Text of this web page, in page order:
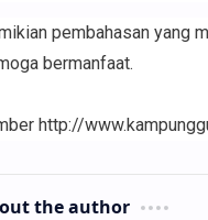
pembahasan yang
bermanfaat.
http://
the author